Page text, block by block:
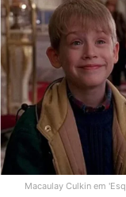
Macaulay Culkin em